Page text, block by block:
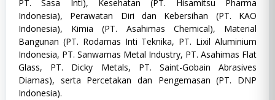
Kategori
Fresh Graduate ,Full Time,
Management Trainee,S1
Semua
Jurusan
SWASTAFresh
Graduate,
Full
Time,
Management
Trainee,
S1,
Lokasi :
Seluruh Indonesia
Jenis Pekerjaan
:
Full Time
Pendidikan
: S1
Pengalaman
PT. Sasa Inti), Kesehatan (PT. Hisamitsu Pharma
Indonesia), Perawatan Diri dan Kebersihan (PT. KAO
Indonesia), Kimia (PT. Asahimas Chemical), Material
Bangunan (PT. Rodamas Inti Teknika, PT. Lixil Aluminium
Indonesia, PT. Sanwamas Metal Industry, PT. Asahimas Flat
Glass, PT. Dicky Metals, PT. Saint-Gobain Abrasives
Diamas), serta Percetakan dan Pengemasan (PT. DNP
Indonesia).